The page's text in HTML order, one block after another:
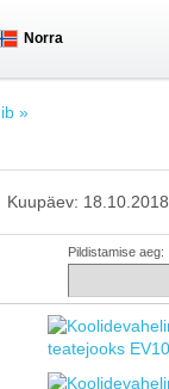
Norra
»
Kuupäev: 18.10.2018
Pildistamise aeg: